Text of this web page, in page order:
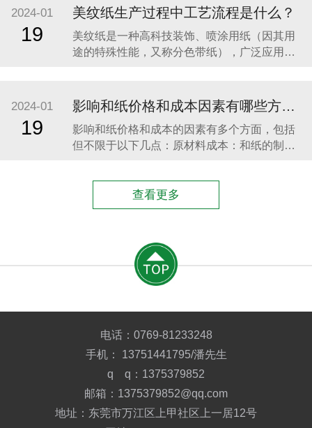
如纸张、布料、塑料等。在使用双面美纹纸
时，可以按照以下步骤进行：​1、确保被粘贴的
表面干净、干燥、平整。2、选择合适的双面美
纹纸型号和
2024-01
19
美纹纸生产过程中工艺流程是什么？
​美纹纸是一种高科技装饰、喷涂用纸（因其用
途的特殊性能，又称分色带纸），广泛应用于
骤：​添加原料：首先需要添加制造美纹纸所需
的原料，如丙烯酸等。乳化：将原料加入乳化
罐进行乳化。反应釜加热：将乳化后的原料放
入反应釜进行加热
2024-01
19
影响和纸价格和成本因素有哪些方面？
​影响和纸价格和成本的因素有多个方面，包括
但不限于以下几点：原材料成本：和纸的制作
和售价。​生产工艺与技术：和纸的生产工艺相
对独特，传统的和纸制作工艺可能需要更多的
技术引入也会对成
查看更多
电话： 0769-81233248
手机： 13751441795/潘先生
q q：1375379852
邮箱：1375379852@qq.com
地址：东莞市万江区上甲社区上一居12号